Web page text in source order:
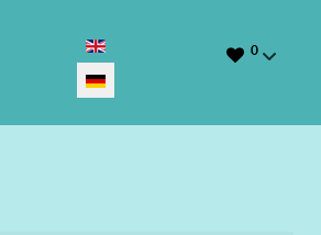
Sprache auswählen 0